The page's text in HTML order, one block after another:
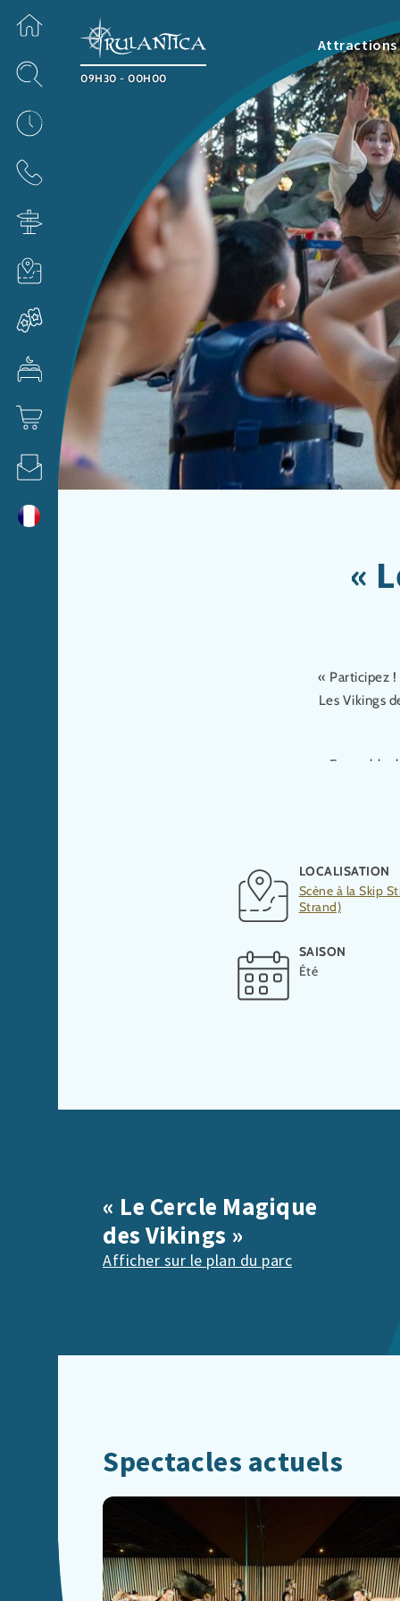
09H30 - 00H00
Attractions
«
« Participez !
Les Vikings
Ensemble,
LOCALISATION
Scène à la Skip
Strand)
SAISON
Été
« Le Cercle Magique
des Vikings »
Afficher sur le plan du parc
Spectacles actuels